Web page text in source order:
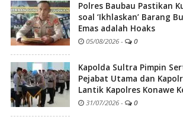
Polres Baubau Pastikan
soal ‘Ikhlaskan’ Barang
Emas adalah Hoaks
05/08/2026 - 0
Kapolda Sultra Pimpin
Pejabat Utama dan
Lantik Kapolres Konawe
31/07/2026 - 0